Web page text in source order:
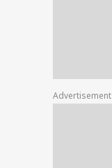
Advertisement